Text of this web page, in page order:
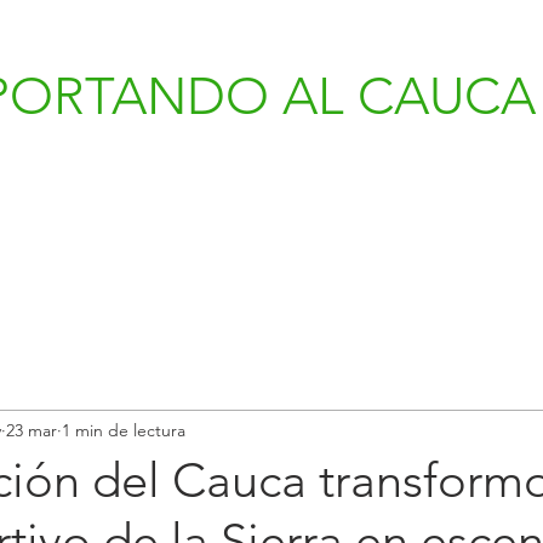
AL CAUCA
del Cauca
23 mar 1 min de lectura